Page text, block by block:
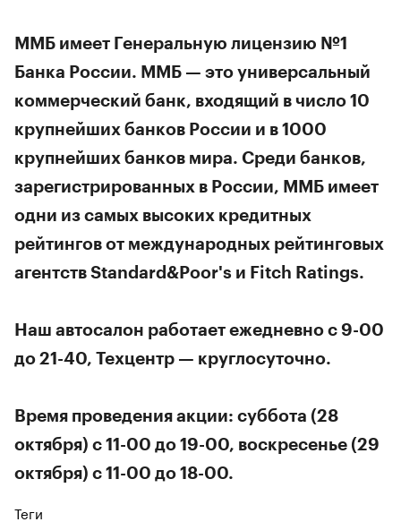
ММБ имеет Генеральную лицензию №1
Банка России. ММБ — это универсальный
коммерческий банк, входящий в число 10
крупнейших банков России и в 1000
крупнейших банков мира. Среди банков,
зарегистрированных в России, ММБ имеет
одни из самых высоких кредитных
рейтингов от международных рейтинговых
агентств Standard&Poor's и Fitch Ratings.
Наш автосалон работает ежедневно с 9-00
до 21-40, Техцентр — круглосуточно.
Время проведения акции: суббота (28
октября) с 11-00 до 19-00, воскресенье (29
октября) с 11-00 до 18-00.
Теги